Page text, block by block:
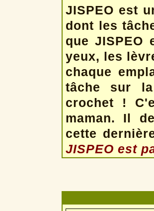
JISPEO est
dont les
que
yeux, les
chaque
tâche sur
crochet !
maman. Il
cette
JISPEO est